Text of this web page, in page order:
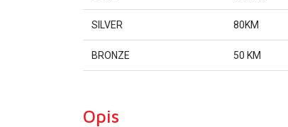
SILVER 80KM
BRONZE 50 KM
Opis